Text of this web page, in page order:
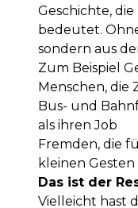
Geschichte,
bedeutet.
sondern aus
Zum Beispiel
Menschen, die
Bus- und
als ihren Job
Fremden, die
kleinen
Das ist der
Vielleicht hast